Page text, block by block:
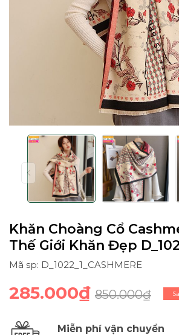
Khăn Choàng Cổ
Thế Giới Khăn Đẹp
Mã sp: D_1022_1_CASHMERE
285.000₫ 850.000₫
Miễn phí vận chuyển